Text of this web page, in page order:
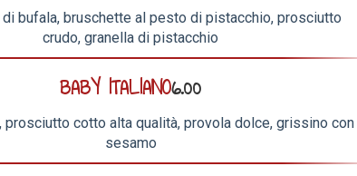
bufala, bruschette al pesto di pistacchio, prosciutto
crudo, granella di pistacchio
BABY ITALIANO6.00
prosciutto cotto alta qualità, provola dolce, grissino con
sesamo